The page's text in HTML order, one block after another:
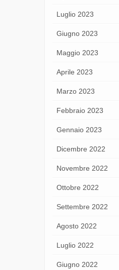
Luglio 2023
Giugno 2023
Maggio 2023
Aprile 2023
Marzo 2023
Febbraio 2023
Gennaio 2023
Dicembre 2022
Novembre 2022
Ottobre 2022
Settembre 2022
Agosto 2022
Luglio 2022
Giugno 2022